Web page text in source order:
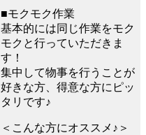
■モクモク作業
基本的には同じ作業をモク
モクと行っていただきま
す！
集中して物事を行うことが
好きな方、得意な方にピッ
タリです♪
＜こんな方にオススメ♪＞